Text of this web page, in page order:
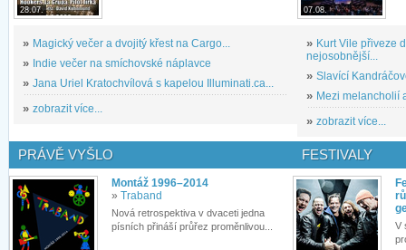
28.07.
» Magický večer a dvojitý křest na Cargo...
» Indie večer na smíchovské náplavce
» Jana Uriel Kratochvílová s kapelou Illuminati.ca...
» zobrazit více...
07.08.
» Kurt Vile přiveze
nejosobnější...
» Slavící
» Mezi melancholií
» zobrazit více...
PRÁVĚ VYŠLO
Montáž 1996–2014
» Traband
Nová retrospektiva v dvaceti jedna
písních přináší průřez proměnlivou...
FESTIVALY
V